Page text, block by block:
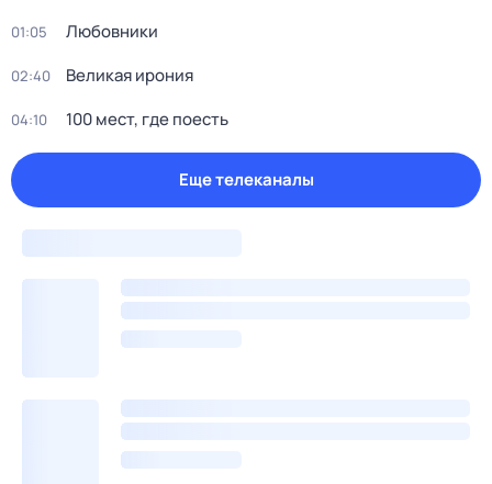
01:05 Любовники
02:40 Великая ирония
04:10 100 мест, где поесть
Еще телеканалы